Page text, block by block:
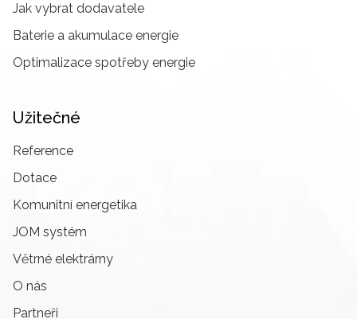
Jak vybrat dodavatele
Baterie a akumulace energie
Optimalizace spotřeby energie
Užitečné
Reference
Dotace
Komunitní energetika
JOM systém
Větrné elektrárny
O nás
Partneři